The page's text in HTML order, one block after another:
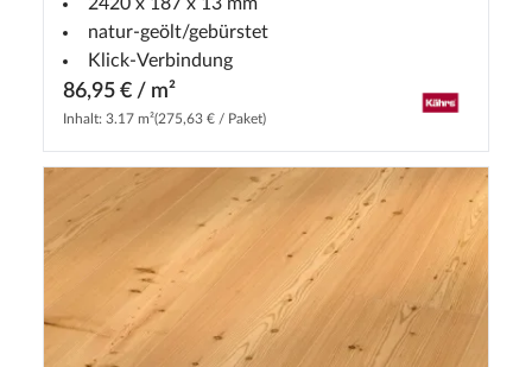
natur-geölt/gebürstet
Klick-Verbindung
86,95 € / m²
Inhalt: 3.17 m²(275,63 € / Paket)